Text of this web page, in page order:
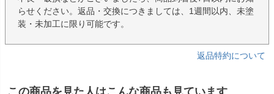
らせください。返品・交換につきましては、1週間以内、未塗
装・未加工に限り可能です。
返品特約について
この商品を見た人はこんな商品も見ています